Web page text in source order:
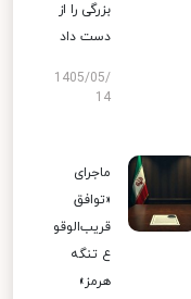
بزرگی را از
دست داد
1405/05/
14
ماجرای
«توافق
قریب‌الوقو
ع تنگه
هرمز»